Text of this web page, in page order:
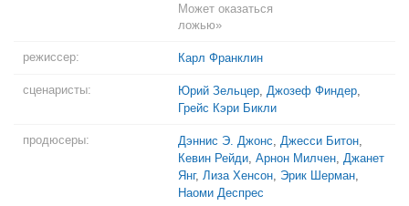
Может оказаться
ложью»
режиссер: Карл Франклин
сценаристы: Юрий Зельцер, Джозеф Финдер,
Грейс Кэри Бикли
продюсеры: Дэннис Э. Джонс, Джесси Битон,
Кевин Рейди, Арнон Милчен, Джанет
Янг, Лиза Хенсон, Эрик Шерман,
Наоми Деспрес